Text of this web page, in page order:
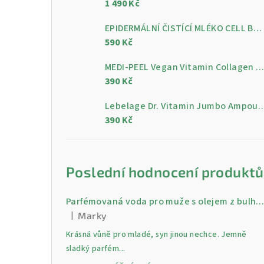
1 490 Kč
EPIDERMÁLNÍ ČISTÍCÍ MLÉKO CELL BY CELL Epidermal Cleansing Milk 200 ml
590 Kč
MEDI-PEEL Vegan Vitamin Collagen Clear, 300 ml
390 Kč
Lebelage Dr. Vitamin
390 Kč
Poslední hodnocení produktů
Parfémovaná voda pro muže s olejem z bulharské růži Gold 30 ml
Hodnocení produktu je 5 z 5 hvězdiček.
Marky
Krásná vůně pro mladé, syn jinou nechce. Jemně
sladký parfém...